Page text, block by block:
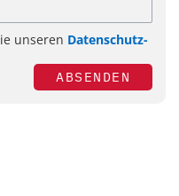
unseren Datenschutz-
ABSENDEN